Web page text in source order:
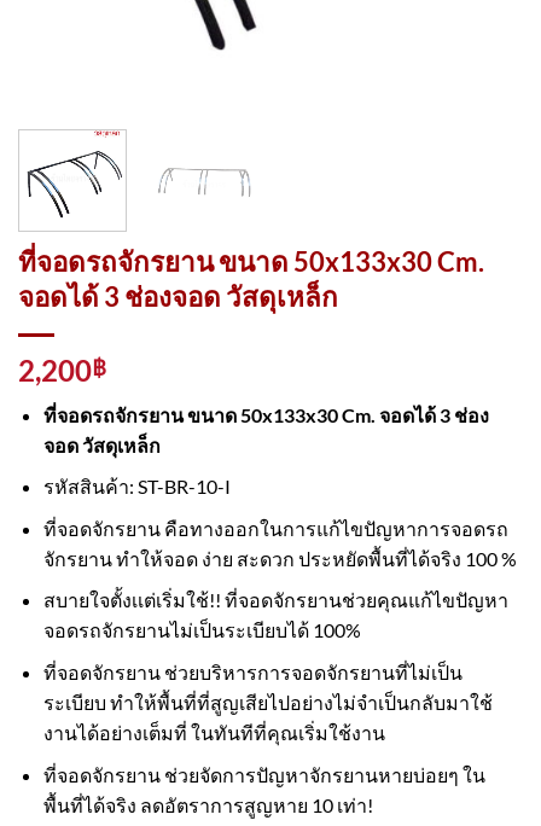
ที่จอดรถจักรยาน ขนาด 50x133x30 Cm.
จอดได้ 3 ช่องจอด วัสดุเหล็ก
2,200฿
ที่จอดรถจักรยาน ขนาด 50x133x30 Cm. จอดได้ 3 ช่อง
จอด วัสดุเหล็ก
รหัสสินค้า: ST-BR-10-I
ที่จอดจักรยาน คือทางออกในการแก้ไขปัญหาการจอดรถ
จักรยาน ทำให้จอด ง่าย สะดวก ประหยัดพื้นที่ได้จริง 100 %
สบายใจตั้งเเต่เริ่มใช้!! ที่จอดจักรยานช่วยคุณแก้ไขปัญหา
จอดรถจักรยานไม่เป็นระเบียบได้ 100%
ที่จอดจักรยาน ช่วยบริหารการจอดจักรยานที่ไม่เป็น
ระเบียบ ทำให้พื้นที่ที่สูญเสียไปอย่างไม่จำเป็นกลับมาใช้
งานได้อย่างเต็มที่ ในทันทีที่คุณเริ่มใช้งาน
ที่จอดจักรยาน ช่วยจัดการปัญหาจักรยานหายบ่อยๆ ใน
พื้นที่ได้จริง ลดอัตราการสูญหาย 10 เท่า!